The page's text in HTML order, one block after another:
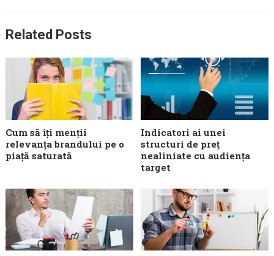
Related Posts
Cum să îți menții
relevanța brandului pe o
piață saturată
Indicatori ai unei
structuri de preț
nealiniate cu audiența
target